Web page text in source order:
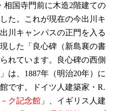
相国寺門前に木造2階建ての
た。これが現在の今出川キ
川キャンパスの正門を入る
した「良心碑（新島襄の書
れています。良心碑の西側
」は、1887年（明治20年）に
です。ドイツ人建築家・R.
ク記念館 」、イギリス人建